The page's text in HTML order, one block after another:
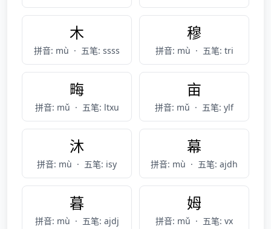
木
拼音: mù · 五笔: ssss
穆
拼音: mù · 五笔: tri
畮
拼音: mǔ · 五笔: ltxu
亩
拼音: mǔ · 五笔: ylf
沐
拼音: mù · 五笔: isy
幕
拼音: mù · 五笔: ajdh
暮
拼音: mù · 五笔: ajdj
姆
拼音: mǔ · 五笔: vx